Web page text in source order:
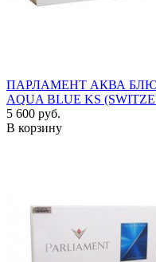
ПАРЛАМЕНТ АКВА БЛЮ
AQUA BLUE KS
5 600 руб.
В корзину